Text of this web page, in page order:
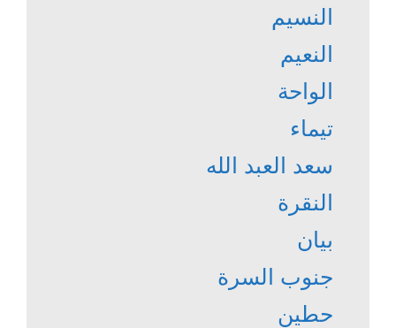
النسيم
النعيم
الواحة
تيماء
سعد العبد الله
النقرة
بيان
جنوب السرة
حطين